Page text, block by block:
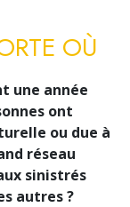
OÙ
une année
ont
ou due à
réseau
sinistrés
autres ?